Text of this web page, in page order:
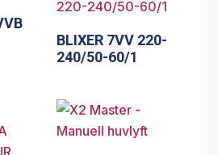
BLIXER 7VV 220-
240/50-60/1